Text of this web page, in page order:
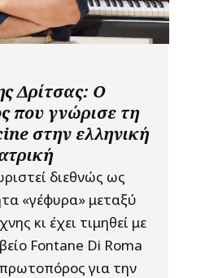
Δρίτσας: Ο
που γνώρισε τη
στην ελληνική
διεθνώς ως
«γέφυρα» μεταξύ
κι έχει τιμηθεί με
Fontane Di Roma
για την